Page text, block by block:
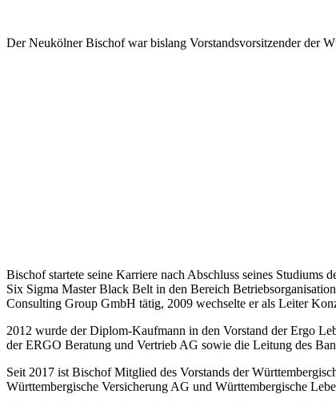
Der Neukölner Bischof war bislang Vorstandsvorsitzender der
Bischof startete seine Karriere nach Abschluss seines Studiums
Six Sigma Master Black Belt in den Bereich
Consulting Group GmbH tätig, 2009 wechselte er als Leiter
2012 wurde der Diplom-Kaufmann in den Vorstand der Ergo
der ERGO Beratung und Vertrieb AG sowie die Leitung des
Seit 2017 ist Bischof Mitglied des Vorstands der
Württembergische Versicherung AG und Württembergische